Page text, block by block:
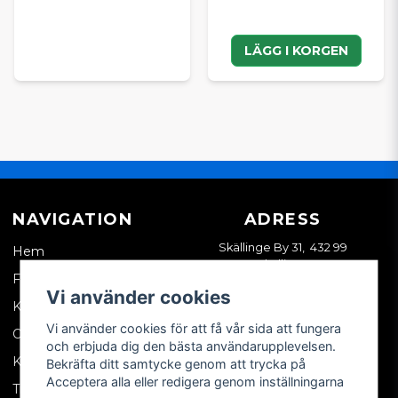
LÄGG I KORGEN
NAVIGATION
Hem
Företagskund
Kontakta oss
Om oss
Köpvillkor
Tips & trix
ADRESS
Skällinge By 31, 432 99
Skällinge
Vi använder cookies
Vi använder cookies för att få vår sida att fungera
och erbjuda dig den bästa användarupplevelsen.
Bekräfta ditt samtycke genom att trycka på
Acceptera alla eller redigera genom inställningarna